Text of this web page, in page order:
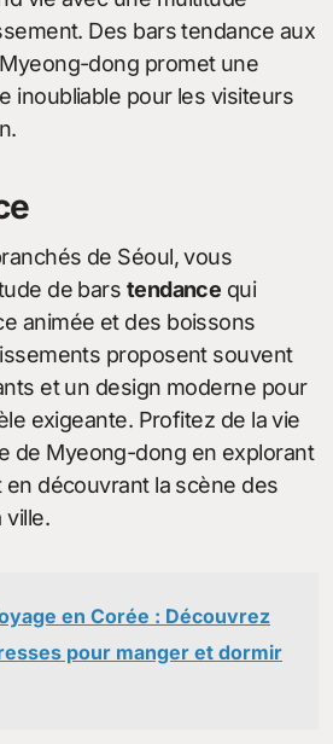
Des bars tendance aux
dong promet une
inoubliable pour les visiteurs
de Séoul, vous
de bars tendance qui
animée et des boissons
proposent souvent
et un design moderne pour
exigeante. Profitez de la vie
de Myeong-dong en explorant
découvrant la scène des
ville.
en Corée : Découvrez
pour manger et dormir